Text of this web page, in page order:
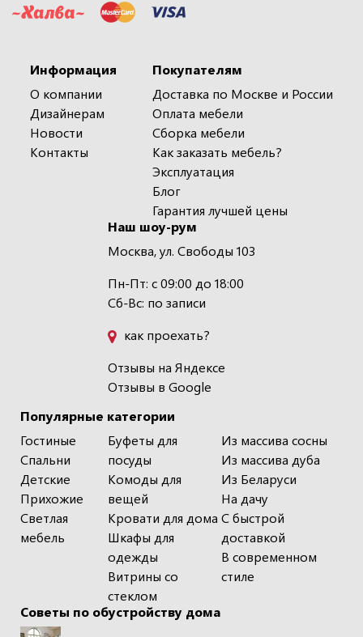
Информация
О компании
Дизайнерам
Новости
Контакты
Популярные категории
Гостиные
Спальни
Детские
Прихожие
Светлая
мебель
Буфеты для
посуды
Комоды для
вещей
Кровати для дома
Шкафы для
одежды
Витрины со
стеклом
Из массива сосны
Из массива дуба
Из Беларуси
На дачу
С быстрой
доставкой
В современном
стиле
Покупателям
Доставка по Москве и России
Оплата мебели
Сборка мебели
Как заказать мебель?
Эксплуатация
Блог
Гарантия лучшей цены
Наш шоу-рум
Москва, ул. Свободы 103
Пн-Пт: с 09:00 до 18:00
Сб-Вс: по записи
как проехать?
Отзывы на Яндексе
Отзывы в Google
Советы по обустройству дома